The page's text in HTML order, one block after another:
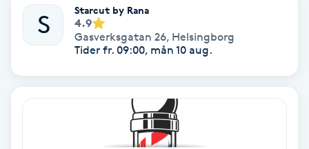
Medicinsk massage
Meditation
S
Starcut by Rana
4.9
Gasverksgatan 26, Helsingborg
Tider fr. 09:00, mån 10 aug.